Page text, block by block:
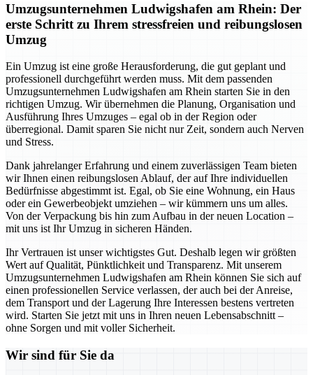
Umzugsunternehmen Ludwigshafen am Rhein: Der
erste Schritt zu Ihrem stressfreien und reibungslosen
Umzug
Ein Umzug ist eine große Herausforderung, die gut geplant und
professionell durchgeführt werden muss. Mit dem passenden
Umzugsunternehmen Ludwigshafen am Rhein starten Sie in den
richtigen Umzug. Wir übernehmen die Planung, Organisation und
Ausführung Ihres Umzuges – egal ob in der Region oder
überregional. Damit sparen Sie nicht nur Zeit, sondern auch Nerven
und Stress.
Dank jahrelanger Erfahrung und einem zuverlässigen Team bieten
wir Ihnen einen reibungslosen Ablauf, der auf Ihre individuellen
Bedürfnisse abgestimmt ist. Egal, ob Sie eine Wohnung, ein Haus
oder ein Gewerbeobjekt umziehen – wir kümmern uns um alles.
Von der Verpackung bis hin zum Aufbau in der neuen Location –
mit uns ist Ihr Umzug in sicheren Händen.
Ihr Vertrauen ist unser wichtigstes Gut. Deshalb legen wir größten
Wert auf Qualität, Pünktlichkeit und Transparenz. Mit unserem
Umzugsunternehmen Ludwigshafen am Rhein können Sie sich auf
einen professionellen Service verlassen, der auch bei der Anreise,
dem Transport und der Lagerung Ihre Interessen bestens vertreten
wird. Starten Sie jetzt mit uns in Ihren neuen Lebensabschnitt –
ohne Sorgen und mit voller Sicherheit.
Wir sind für Sie da